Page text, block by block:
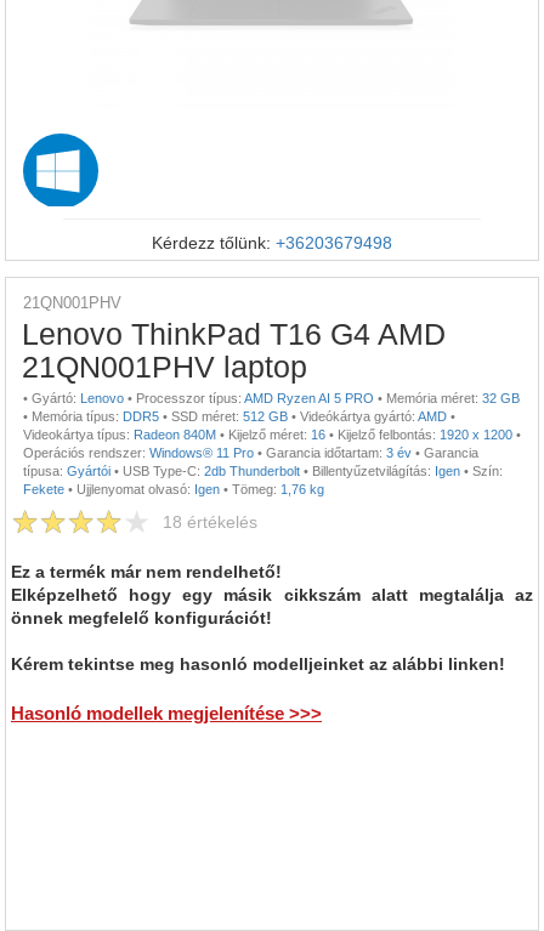
Kérdezz tőlünk: +36203679498
21QN001PHV
Lenovo ThinkPad T16 G4 AMD
21QN001PHV laptop
• Gyártó: Lenovo • Processzor típus: AMD Ryzen AI 5 PRO • Memória méret: 32 GB
• Memória típus: DDR5 • SSD méret: 512 GB • Videókártya gyártó: AMD •
Videokártya típus: Radeon 840M • Kijelző méret: 16 • Kijelző felbontás: 1920 x 1200 •
Operációs rendszer: Windows® 11 Pro • Garancia időtartam: 3 év • Garancia
típusa: Gyártói • USB Type-C: 2db Thunderbolt • Billentyűzetvilágítás: Igen • Szín:
Fekete • Ujjlenyomat olvasó: Igen • Tömeg: 1,76 kg
18 értékelés
Ez a termék már nem rendelhető!
Elképzelhető hogy egy másik cikkszám alatt megtalálja az
önnek megfelelő konfigurációt!
Kérem tekintse meg hasonló modelljeinket az alábbi linken!
Hasonló modellek megjelenítése >>>